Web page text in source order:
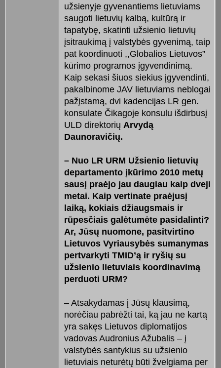
užsienyje gyvenantiems lietuviams
saugoti lietuvių kalbą, kultūrą ir
tapatybę, skatinti užsienio lietuvių
įsitraukimą į valstybės gyvenimą, taip
pat koordinuoti ,,Globalios Lietuvos”
kūrimo programos įgyvendinimą.
Kaip sekasi šiuos siekius įgyvendinti,
pakalbinome JAV lietuviams neblogai
pažįstamą, dvi kadencijas LR gen.
konsulate Čikagoje konsulu išdirbusį
ULD direktorių Arvydą
Daunoravičių.
– Nuo LR URM Užsienio lietuvių
departamento įkūrimo 2010 metų
sausį praėjo jau daugiau kaip dveji
metai. Kaip vertinate praėjusį
laiką, kokiais džiaugsmais ir
rūpesčiais galėtumėte pasidalinti?
Ar, Jūsų nuomone, pasitvirtino
Lietuvos Vyriausybės sumanymas
pertvarkyti TMID’ą ir ryšių su
užsienio lietuviais koordinavimą
perduoti URM?
– Atsakydamas į Jūsų klausimą,
norėčiau pabrėžti tai, ką jau ne kartą
yra sakęs Lietuvos diplomatijos
vadovas Audronius Ažubalis – į
valstybės santykius su užsienio
lietuviais neturėtų būti žvelgiama per